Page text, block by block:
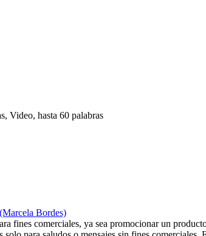
Video, hasta 60 palabras
Bordes)
fines comerciales, ya sea promocionar un